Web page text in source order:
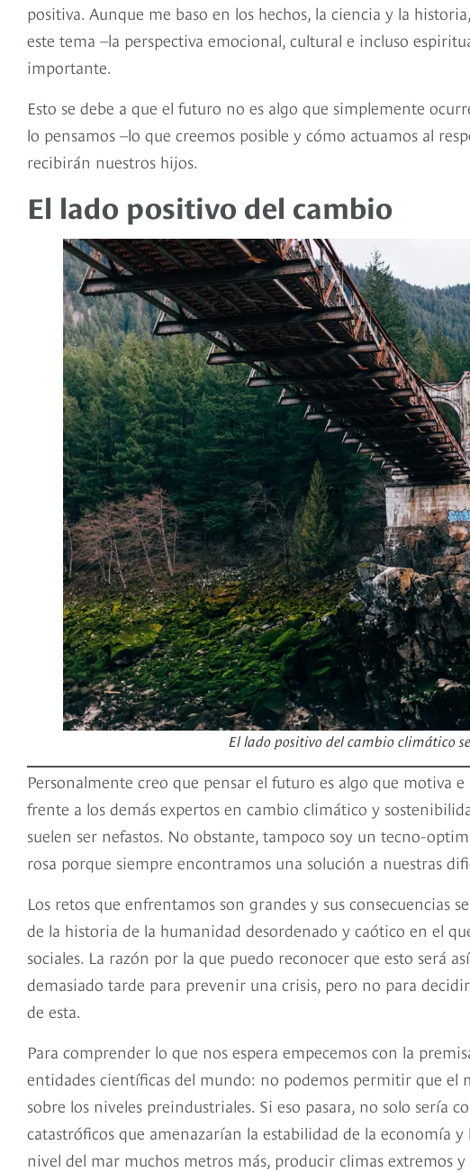
positiva. Aunque me baso en los hechos, la ciencia y la
este tema –la perspectiva emocional, cultural e incluso
importante.
Esto se debe a que el futuro no es algo que simplemente
lo pensamos –lo que creemos posible y cómo actuamos al
recibirán nuestros hijos.
El lado positivo del cambio
El lado positivo del cambio climático
Personalmente creo que pensar el futuro es algo que motiva
frente a los demás expertos en cambio climático y
suelen ser nefastos. No obstante, tampoco soy un tecno-
rosa porque siempre encontramos una solución a nuestras
Los retos que enfrentamos son grandes y sus consecuencias
de la historia de la humanidad desordenado y caótico en el
sociales. La razón por la que puedo reconocer que esto será
demasiado tarde para prevenir una crisis, pero no para
de esta.
Para comprender lo que nos espera empecemos con la
entidades científicas del mundo: no podemos permitir que el
sobre los niveles preindustriales. Si eso pasara, no solo sería
catastróficos que amenazarían la estabilidad de la economía
nivel del mar muchos metros más, producir climas extremos